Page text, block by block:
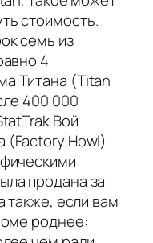
стоимость.
семь из
4
Титана (Titan
400 000
Вой
(Factory Howl)
продана за
также, если вам
роднее: